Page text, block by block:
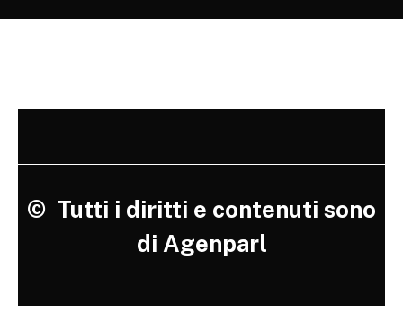
© Tutti i diritti e contenuti sono
di Agenparl